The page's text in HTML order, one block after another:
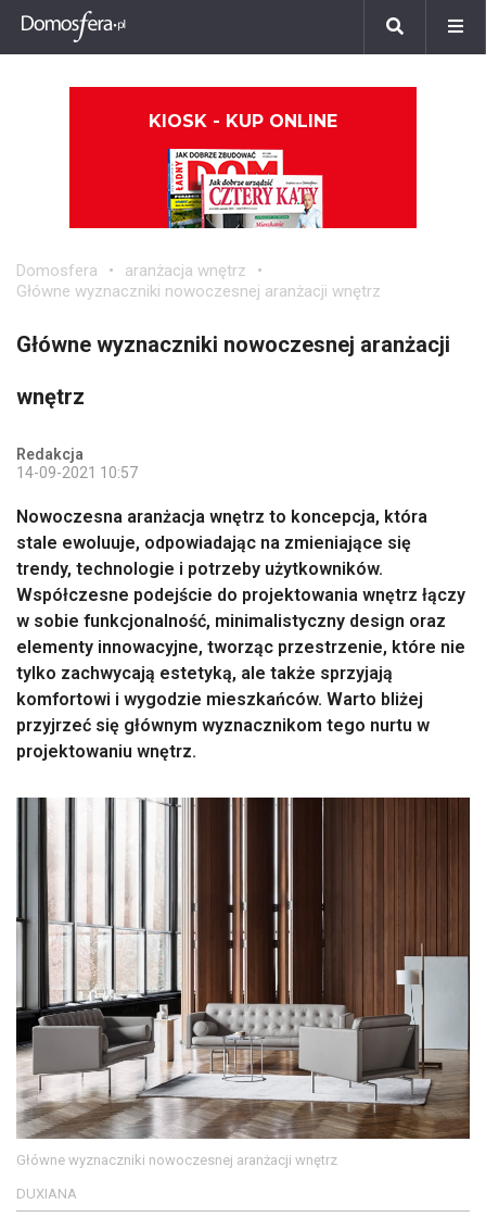
KIOSK - KUP ONLINE
Domosfera
aranżacja wnętrz
Główne wyznaczniki nowoczesnej aranżacji wnętrz
Główne wyznaczniki nowoczesnej aranżacji
wnętrz
Redakcja
14-09-2021 10:57
Nowoczesna aranżacja wnętrz to koncepcja, która
stale ewoluuje, odpowiadając na zmieniające się
trendy, technologie i potrzeby użytkowników.
Współczesne podejście do projektowania wnętrz łączy
w sobie funkcjonalność, minimalistyczny design oraz
elementy innowacyjne, tworząc przestrzenie, które nie
tylko zachwycają estetyką, ale także sprzyjają
komfortowi i wygodzie mieszkańców. Warto bliżej
przyjrzeć się głównym wyznacznikom tego nurtu w
projektowaniu wnętrz.
Główne wyznaczniki nowoczesnej aranżacji wnętrz
DUXIANA